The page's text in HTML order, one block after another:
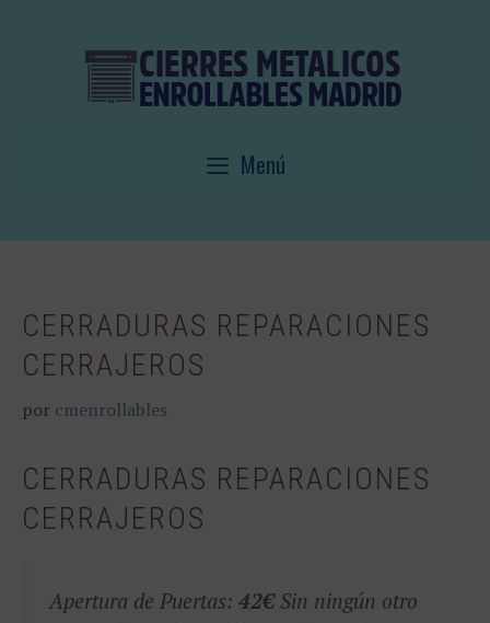
Menú
CERRADURAS REPARACIONES
CERRAJEROS
por cmenrollables
CERRADURAS REPARACIONES
CERRAJEROS
Apertura de Puertas: 42€Sin ningún otro